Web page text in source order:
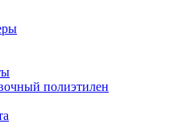
полиэтилен